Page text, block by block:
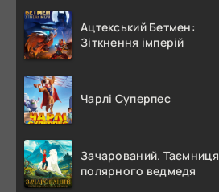
Ацтекський Бетмен:
Зіткнення імперій
Чарлі Суперпес
Зачарований. Таємниця
полярного ведмедя